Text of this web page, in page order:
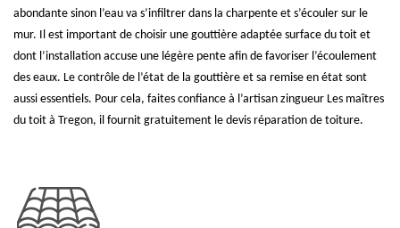
abondante sinon l’eau va s’infiltrer dans la charpente et s’écouler sur le
mur. Il est important de choisir une gouttière adaptée surface du toit et
dont l’installation accuse une légère pente afin de favoriser l’écoulement
des eaux. Le contrôle de l’état de la gouttière et sa remise en état sont
aussi essentiels. Pour cela, faites confiance à l’artisan zingueur Les maîtres
du toit à Tregon, il fournit gratuitement le devis réparation de toiture.